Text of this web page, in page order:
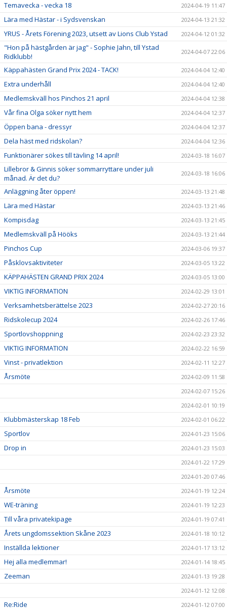
Temavecka - vecka 18 2024-04-19 11:47
Lära med Hästar - i Sydsvenskan 2024-04-13 21:32
YRUS - Årets Förening 2023, utsett av Lions Club Ystad 2024-04-12 01:32
"Hon på hästgården är jag" - Sophie Jahn, till Ystad
Ridklubb!
2024-04-07 22:06
Käppahästen Grand Prix 2024 - TACK! 2024-04-04 12:40
Extra underhåll 2024-04-04 12:40
Medlemskväll hos Pinchos 21 april 2024-04-04 12:38
Vår fina Olga söker nytt hem 2024-04-04 12:37
Öppen bana - dressyr 2024-04-04 12:37
Dela häst med ridskolan? 2024-04-04 12:36
Funktionärer sökes till tävling 14 april! 2024-03-18 16:07
Lillebror & Ginnis söker sommarryttare under juli
månad. Är det du?
2024-03-18 16:06
Anläggning åter öppen! 2024-03-13 21:48
Lära med Hästar 2024-03-13 21:46
Kompisdag 2024-03-13 21:45
Medlemskväll på Hööks 2024-03-13 21:44
Pinchos Cup 2024-03-06 19:37
Påsklovsaktiviteter 2024-03-05 13:22
KÄPPAHÄSTEN GRAND PRIX 2024 2024-03-05 13:00
VIKTIG INFORMATION 2024-02-29 13:01
Verksamhetsberättelse 2023 2024-02-27 20:16
Ridskolecup 2024 2024-02-26 17:46
Sportlovshoppning 2024-02-23 23:32
VIKTIG INFORMATION 2024-02-22 16:59
Vinst - privatlektion 2024-02-11 12:27
Årsmöte
2024-02-09 11:58
2024-02-07 15:26
2024-02-01 10:19
Klubbmästerskap 18 Feb 2024-02-01 06:22
Sportlov 2024-01-23 15:06
Drop in
2024-01-23 15:03
2024-01-22 17:29
2024-01-20 07:46
Årsmöte 2024-01-19 12:24
WE-träning 2024-01-19 12:23
Till våra privatekipage 2024-01-19 07:41
Årets ungdomssektion Skåne 2023 2024-01-18 10:12
Inställda lektioner 2024-01-17 13:12
Hej alla medlemmar! 2024-01-14 18:45
Zeeman
2024-01-13 19:28
2024-01-12 12:08
Re:Ride 2024-01-12 07:00